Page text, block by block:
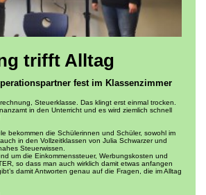
trifft Alltag
fest im Klassenzimmer
Steuerklasse. Das klingt erst einmal trocken.
in den Unterricht und es wird ziemlich schnell
bekommen die Schülerinnen und Schüler, sowohl im
in den Vollzeitklassen von Julia Schwarzer und
Steuerwissen.
um die Einkommenssteuer, Werbungskosten und
so dass man auch wirklich damit etwas anfangen
damit Antworten genau auf die Fragen, die im Alltag